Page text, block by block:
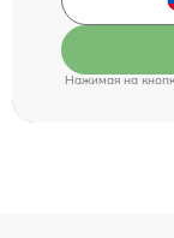
Нажимая на